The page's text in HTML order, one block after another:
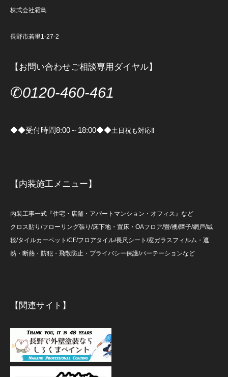
株式会社霜鳥
長野市若里1-27-2
【お問い合わせご相談専用ダイヤル】
✆0120-460-461
◆◆受付時間8:00～18:00◆◆土日祝も対応‼
【内装施工メニュー】
内装工事一式『住宅・店舗・アパートマンション・オフィス』など
クロス貼り/フローリング張り/床下地・置床・OAフロア/畳/襖/障子/網戸/絨
毯/タイルカーペット/CF/フロアタイル/長尺シート/窓ガラスフィルム・遮
熱・断熱・防犯・飛散防止・プライバシー保護/パーテーションなど
【関連サイト】